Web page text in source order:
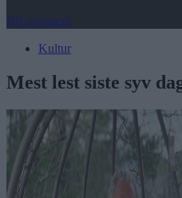
Bli abonnent
Kultur
Mest lest siste syv